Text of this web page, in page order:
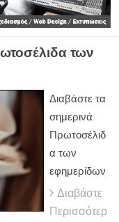
των
Διαβάστε τα
σημερινά
Πρωτοσέλιδ
α των
εφημερίδων
Διαβάστε
Περισσότερ